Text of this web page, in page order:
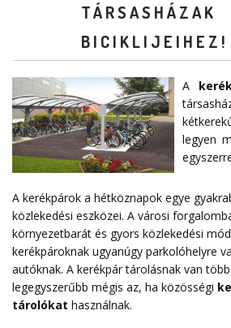
TÁRSASHÁZAK
BICIKLIJEIHEZ!
A
legyen
A kerékpárok a hétköznapok egye
közlekedési eszközei. A városi
környezetbarát és gyors közlekedési
kerékpároknak ugyanúgy parkolóhelyre
autóknak. A kerékpár tárolásnak van
legegyszerűbb mégis az, ha közösségi
tárolókat használnak.